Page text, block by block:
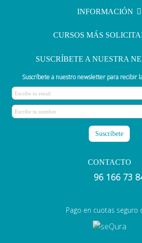
enfermeraINFORMACIÓN
CURSOS MÁS
SUSCRÍBETE A NUESTRA
Suscríbete a nuestro newsletter para recibir
CONTACTO
96 166 73
Pago en cuotas seguro